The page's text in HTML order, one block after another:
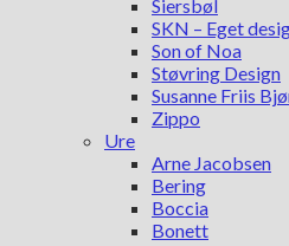
Siersbøl
SKN – Eget
Son of Noa
Støvring Design
Susanne Friis
Zippo
Ure
Arne Jacobsen
Bering
Boccia
Bonett